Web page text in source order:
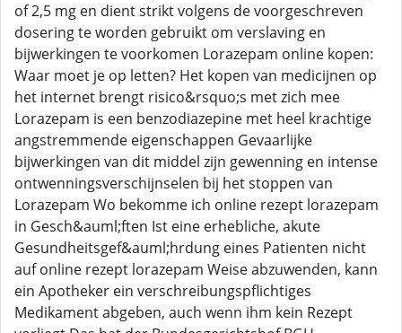
of 2,5 mg en dient strikt volgens de voorgeschreven
dosering te worden gebruikt om verslaving en
bijwerkingen te voorkomen Lorazepam online kopen:
Waar moet je op letten? Het kopen van medicijnen op
het internet brengt risico&rsquo;s met zich mee
Lorazepam is een benzodiazepine met heel krachtige
angstremmende eigenschappen Gevaarlijke
bijwerkingen van dit middel zijn gewenning en intense
ontwenningsverschijnselen bij het stoppen van
Lorazepam Wo bekomme ich online rezept lorazepam
in Gesch&auml;ften Ist eine erhebliche, akute
Gesundheitsgef&auml;hrdung eines Patienten nicht
auf online rezept lorazepam Weise abzuwenden, kann
ein Apotheker ein verschreibungspflichtiges
Medikament abgeben, auch wenn ihm kein Rezept